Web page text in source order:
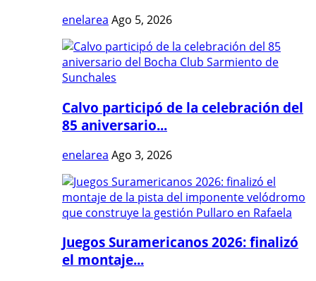
enelarea Ago 5, 2026
Calvo participó de la celebración del
85 aniversario...
enelarea Ago 3, 2026
Juegos Suramericanos 2026: finalizó
el montaje...